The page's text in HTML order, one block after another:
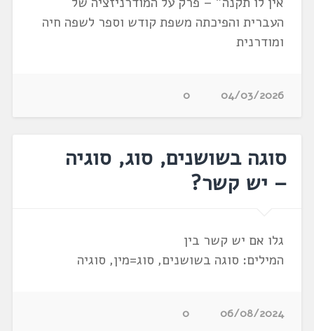
העברית והפיכתה משפת קודש וספר לשפה חיה
ומודרנית
04/03/2026
0
סוגה בשושנים, סוג, סוגיה
– יש קשר?
גלו אם יש קשר בין
המילים: סוגה בשושנים, סוג=מין, סוגיה
06/08/2024
0